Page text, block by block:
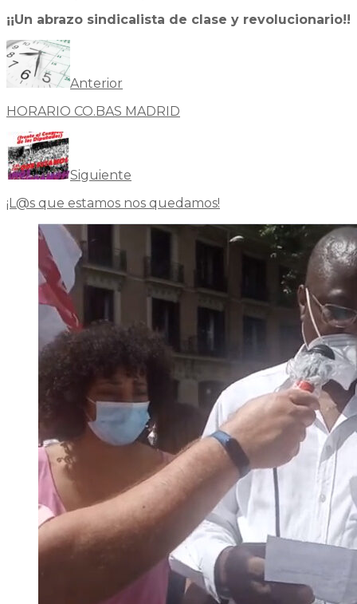
¡¡Un abrazo sindicalista de clase y revolucionario!!
Anterior
HORARIO CO.BAS MADRID
Siguiente
¡L@s que estamos nos quedamos!